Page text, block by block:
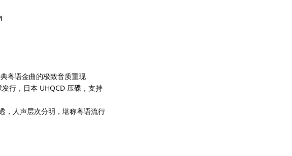
粤语金曲的极致音质重现
行，日本 UHQCD 压碟，支持
，人声层次分明，堪称粤语流行